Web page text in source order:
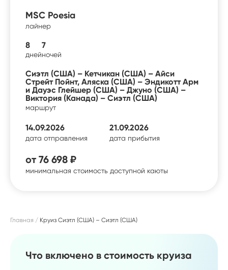
MSC Poesia
лайнер
8
дней
7
ночей
Сиэтл (США) – Кетчикан (США) – Айси
Стрейт Пойнт, Аляска (США) – Эндикотт Арм
и Дауэс Глейшер (США) – Джуно (США) –
Виктория (Канада) – Сиэтл (США)
маршрут
14.09.2026
дата отправления
21.09.2026
дата прибытия
от 76 698 ₽
минимальная стоимость доступной каюты
Главная Круиз Сиэтл (США) – Сиэтл (США)
Что включено в стоимость круиза